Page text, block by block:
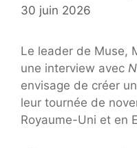
30 juin 2026
Le leader de Muse,
une interview avec
envisage de créer
leur tournée de
Royaume-Uni et en